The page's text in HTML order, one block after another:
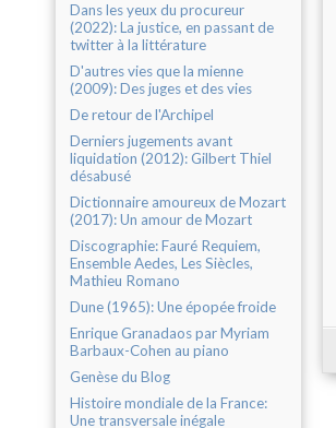
Dans les yeux du procureur
(2022): La justice, en passant de
twitter à la littérature
D'autres vies que la mienne
(2009): Des juges et des vies
De retour de l'Archipel
Derniers jugements avant
liquidation (2012): Gilbert Thiel
désabusé
Dictionnaire amoureux de Mozart
(2017): Un amour de Mozart
Discographie: Fauré Requiem,
Ensemble Aedes, Les Siècles,
Mathieu Romano
Dune (1965): Une épopée froide
Enrique Granadaos par Myriam
Barbaux-Cohen au piano
Genèse du Blog
Histoire mondiale de la France:
Une transversale inégale